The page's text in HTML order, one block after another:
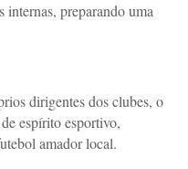
internas, preparando uma
dirigentes dos clubes, o
espírito esportivo,
amador local.